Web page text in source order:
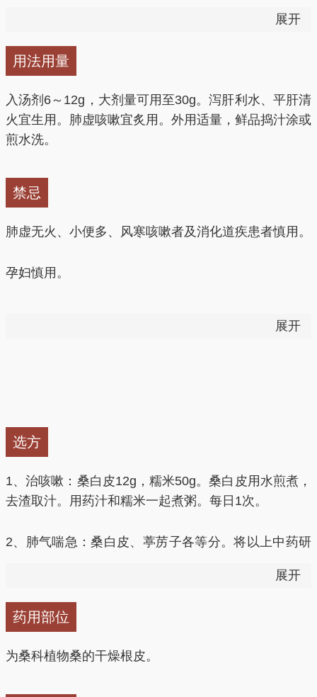
剂及其乙醇、乙醚、甲醇的提取物，有不同程度的降压
作用；对神经系统有镇静、安定、抗惊厥、镇痛、降温
作用；对肠和子宫有兴奋作用。煎剂对金黄色葡萄球
JTC28、肺癌细胞有抑制作用，还能抗癌症病毒。
展开
用法用量
入汤剂6～12g，大剂量可用至30g。泻肝利水、平肝清
火宜生用。肺虚咳嗽宜炙用。外用适量，鲜品捣汁涂或
煎水洗。
禁忌
肺虚无火、小便多、风寒咳嗽者及消化道疾患者慎用。
孕妇慎用。
展开
选方
1、治咳嗽：桑白皮12g，糯米50g。桑白皮用水煎煮，
去渣取汁。用药汁和糯米一起煮粥。每日1次。
2、肺气喘急：桑白皮、葶苈子各等分。将以上中药研
3、适用于多饮、身体消瘦的糖尿病患者：桑白皮
12g，地骨皮30g，麦冬8g，地骨皮、桑白皮、麦冬浸
一起煮粥。每日1次。
展开
药用部位
为桑科植物桑的干燥根皮。